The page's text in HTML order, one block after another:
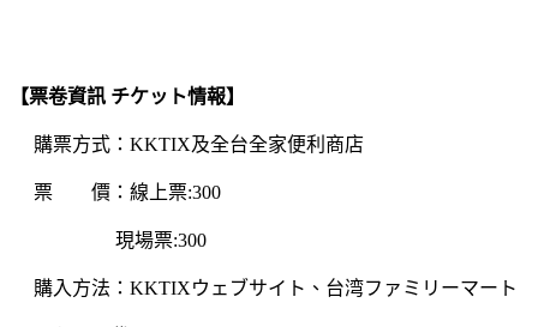
【票卷資訊 チケット情報】
購票方式：KKTIX及全台全家便利商店
票 價：線上票:300
現場票:300
購入方法：KKTIXウェブサイト、台湾ファミリーマート